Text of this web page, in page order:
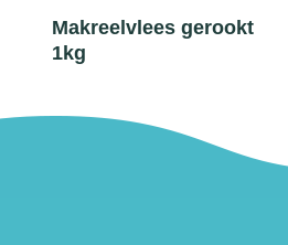
Makreelvlees gerookt
1kg